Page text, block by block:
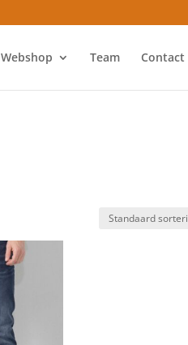
Webshop Team Contact